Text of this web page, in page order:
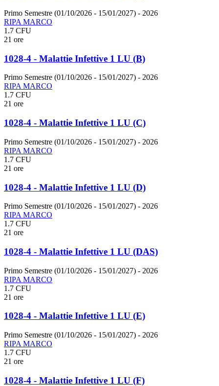
Primo Semestre (01/10/2026 - 15/01/2027) - 2026
RIPA MARCO
1.7 CFU
21 ore
1028-4 - Malattie Infettive 1 LU (B)
Primo Semestre (01/10/2026 - 15/01/2027) - 2026
RIPA MARCO
1.7 CFU
21 ore
1028-4 - Malattie Infettive 1 LU (C)
Primo Semestre (01/10/2026 - 15/01/2027) - 2026
RIPA MARCO
1.7 CFU
21 ore
1028-4 - Malattie Infettive 1 LU (D)
Primo Semestre (01/10/2026 - 15/01/2027) - 2026
RIPA MARCO
1.7 CFU
21 ore
1028-4 - Malattie Infettive 1 LU (DAS)
Primo Semestre (01/10/2026 - 15/01/2027) - 2026
RIPA MARCO
1.7 CFU
21 ore
1028-4 - Malattie Infettive 1 LU (E)
Primo Semestre (01/10/2026 - 15/01/2027) - 2026
RIPA MARCO
1.7 CFU
21 ore
1028-4 - Malattie Infettive 1 LU (F)